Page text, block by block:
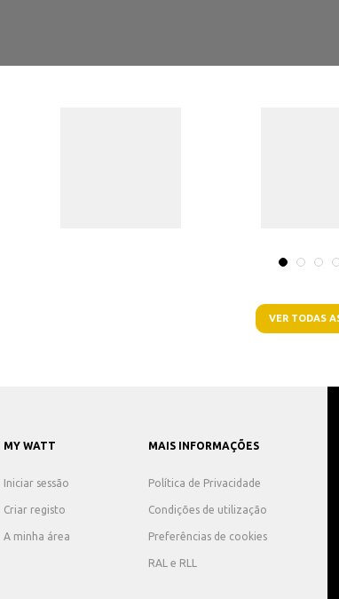
VER TODAS
MY WATT
Iniciar sessão
Criar registo
A minha área
MAIS INFORMAÇÕES
Política de Privacidade
Condições de utilização
Preferências de cookies
RAL e RLL